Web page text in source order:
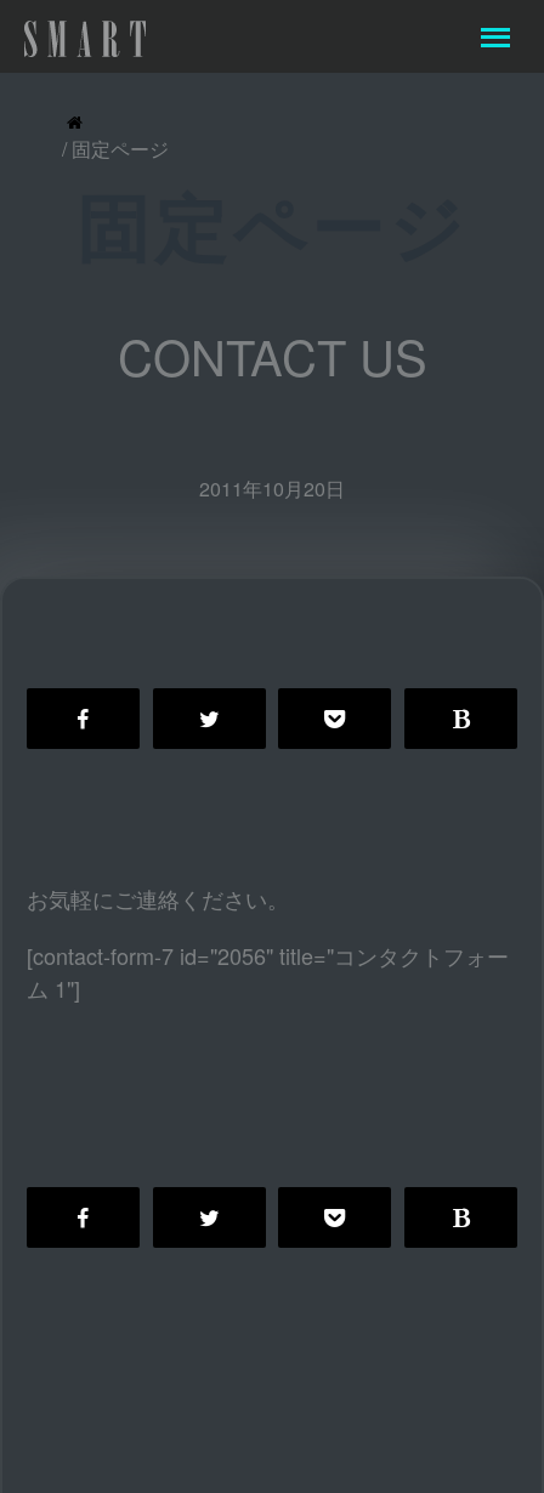
/ 固定ページ
CONTACT US
2011年10月20日
お気軽にご連絡ください。
[contact-form-7 id="2056" title="コンタクトフォー
ム 1"]